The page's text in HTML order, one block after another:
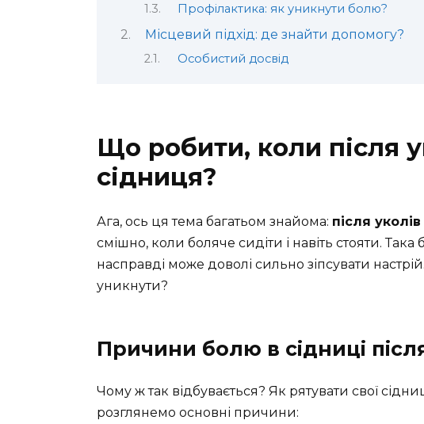
Профілактика: як уникнути болю?
Місцевий підхід: де знайти допомогу?
Особистий досвід
Що робити, коли після
сідниця?
Ага, ось ця тема багатьом знайома: після
смішно, коли боляче сидіти і навіть стояти.
насправді може доволі сильно зіпсувати
уникнути?
Причини болю в сідниці
Чому ж так відбувається? Як рятувати свої
розглянемо основні причини: